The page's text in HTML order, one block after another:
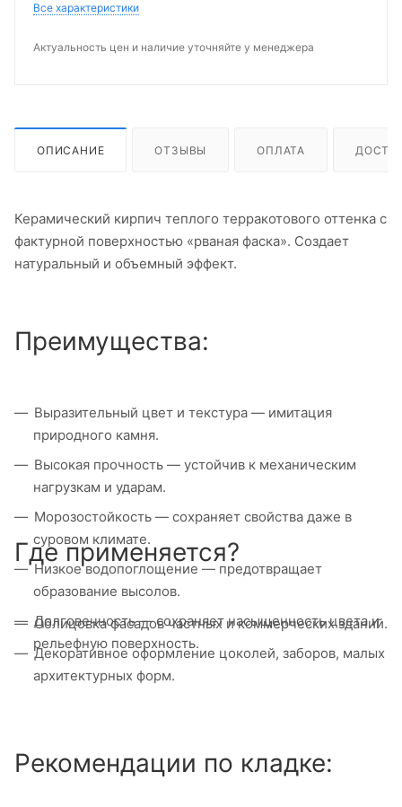
Все характеристики
Актуальность цен и наличие уточняйте у менеджера
ОПИСАНИЕ ОТЗЫВЫ ОПЛАТА
Керамический кирпич теплого терракотового оттенка с
фактурной поверхностью «рваная фаска». Создает
натуральный и объемный эффект.
Преимущества:
Выразительный цвет и текстура — имитация
природного камня.
Высокая прочность — устойчив к механическим
нагрузкам и ударам.
Морозостойкость — сохраняет свойства даже в
суровом климате.
Низкое водопоглощение — предотвращает
образование высолов.
Долговечность — сохраняет насыщенность цвета и
рельефную поверхность.
Где применяется?
Облицовка фасадов частных и коммерческих зданий.
Декоративное оформление цоколей, заборов, малых
архитектурных форм.
Рекомендации по кладке: